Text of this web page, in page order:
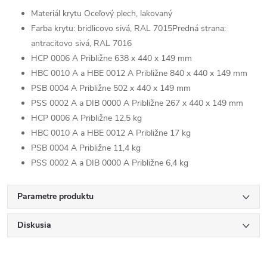
Materiál krytu Oceľový plech, lakovaný
Farba krytu: bridlicovo sivá, RAL 7015Predná strana:
antracitovo sivá, RAL 7016
HCP 0006 A Približne 638 x 440 x 149 mm
HBC 0010 A a HBE 0012 A Približne 840 x 440 x 149 mm
PSB 0004 A Približne 502 x 440 x 149 mm
PSS 0002 A a DIB 0000 A Približne 267 x 440 x 149 mm
HCP 0006 A Približne 12,5 kg
HBC 0010 A a HBE 0012 A Približne 17 kg
PSB 0004 A Približne 11,4 kg
PSS 0002 A a DIB 0000 A Približne 6,4 kg
Parametre produktu
Diskusia